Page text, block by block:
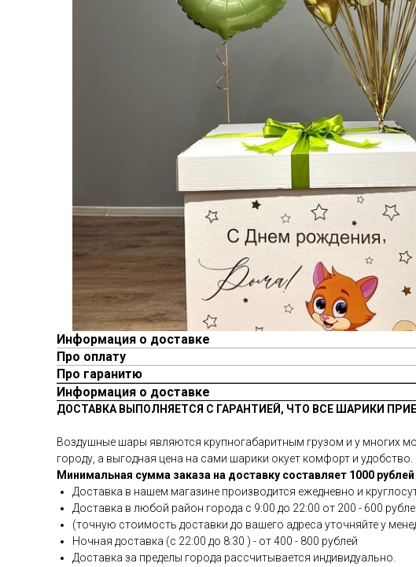
Информация о доставке
Про оплату
Про гаранитю
Информация о доставке
ДОСТАВКА ВЫПОЛНЯЕТСЯ С ГАРАНТИЕЙ, ЧТО ВСЕ ШАРИКИ
Воздушные шары являются крупногабаритным грузом и у многих
городу, а выгодная цена на сами шарики окует комфорт и удобство.
Минимальная сумма заказа на доставку составляет 1000
Доставка в нашем магазине производится ежедневно и
Доставка в любой район города c 9:00 до 22:00 от 200 - 600
(точную стоимость доставки до вашего адреса уточняйте у
Ночная доставка (с 22:00 до 8:30 ) - от 400 - 800 рублей
Доставка за пределы города рассчитывается индивидуально.